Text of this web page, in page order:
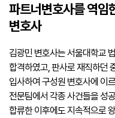
파트너변호사를 역임
변호사
김광민 변호사는 서울대학교
합격하였고, 판사로 재직하던
입사하여 구성원 변호사에 이
전문팀에서 각종 사건들을 성
합류한 이후에도 지속적으로